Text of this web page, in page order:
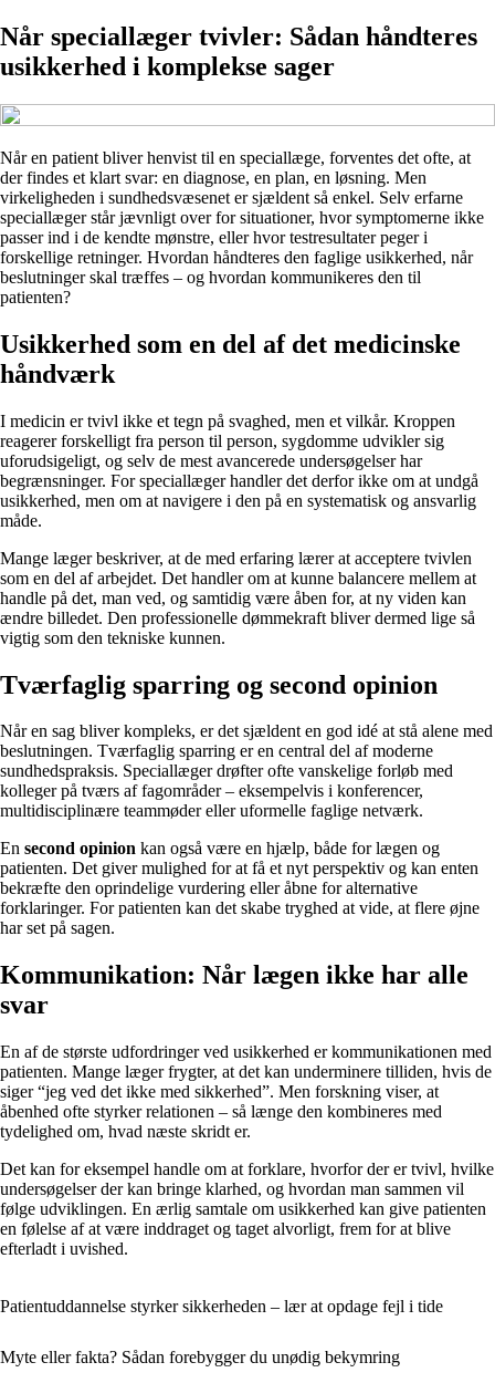
Når speciallæger tvivler: Sådan håndteres
usikkerhed i komplekse sager
Når en patient bliver henvist til en speciallæge, forventes det ofte, at
der findes et klart svar: en diagnose, en plan, en løsning. Men
virkeligheden i sundhedsvæsenet er sjældent så enkel. Selv erfarne
speciallæger står jævnligt over for situationer, hvor symptomerne ikke
passer ind i de kendte mønstre, eller hvor testresultater peger i
forskellige retninger. Hvordan håndteres den faglige usikkerhed, når
beslutninger skal træffes – og hvordan kommunikeres den til
patienten?
Usikkerhed som en del af det medicinske
håndværk
I medicin er tvivl ikke et tegn på svaghed, men et vilkår. Kroppen
reagerer forskelligt fra person til person, sygdomme udvikler sig
uforudsigeligt, og selv de mest avancerede undersøgelser har
begrænsninger. For speciallæger handler det derfor ikke om at undgå
usikkerhed, men om at navigere i den på en systematisk og ansvarlig
måde.
Mange læger beskriver, at de med erfaring lærer at acceptere tvivlen
som en del af arbejdet. Det handler om at kunne balancere mellem at
handle på det, man ved, og samtidig være åben for, at ny viden kan
ændre billedet. Den professionelle dømmekraft bliver dermed lige så
vigtig som den tekniske kunnen.
Tværfaglig sparring og second opinion
Når en sag bliver kompleks, er det sjældent en god idé at stå alene med
beslutningen. Tværfaglig sparring er en central del af moderne
sundhedspraksis. Speciallæger drøfter ofte vanskelige forløb med
kolleger på tværs af fagområder – eksempelvis i konferencer,
multidisciplinære teammøder eller uformelle faglige netværk.
En second opinion kan også være en hjælp, både for lægen og
patienten. Det giver mulighed for at få et nyt perspektiv og kan enten
bekræfte den oprindelige vurdering eller åbne for alternative
forklaringer. For patienten kan det skabe tryghed at vide, at flere øjne
har set på sagen.
Kommunikation: Når lægen ikke har alle
svar
En af de største udfordringer ved usikkerhed er kommunikationen med
patienten. Mange læger frygter, at det kan underminere tilliden, hvis de
siger “jeg ved det ikke med sikkerhed”. Men forskning viser, at
åbenhed ofte styrker relationen – så længe den kombineres med
tydelighed om, hvad næste skridt er.
Det kan for eksempel handle om at forklare, hvorfor der er tvivl, hvilke
undersøgelser der kan bringe klarhed, og hvordan man sammen vil
følge udviklingen. En ærlig samtale om usikkerhed kan give patienten
en følelse af at være inddraget og taget alvorligt, frem for at blive
efterladt i uvished.
Patientuddannelse styrker sikkerheden – lær at opdage fejl i tide
Myte eller fakta? Sådan forebygger du unødig bekymring